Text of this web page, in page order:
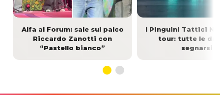
Alfa al Forum: sale sul palco
Riccardo Zanotti con
“Pastello bianco”
I Pinguini Tattici
tour: tutte le
segnarsi